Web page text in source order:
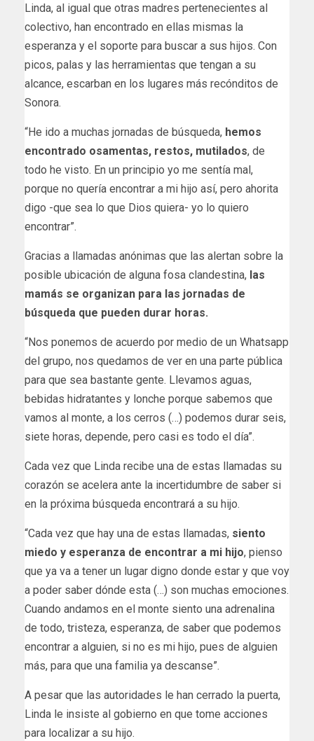
Linda, al igual que otras madres pertenecientes al
colectivo, han encontrado en ellas mismas la
esperanza y el soporte para buscar a sus hijos. Con
picos, palas y las herramientas que tengan a su
alcance, escarban en los lugares más recónditos de
Sonora.
“He ido a muchas jornadas de búsqueda, hemos
encontrado osamentas, restos, mutilados, de
todo he visto. En un principio yo me sentía mal,
porque no quería encontrar a mi hijo así, pero ahorita
digo -que sea lo que Dios quiera- yo lo quiero
encontrar”.
Gracias a llamadas anónimas que las alertan sobre la
posible ubicación de alguna fosa clandestina, las
mamás se organizan para las jornadas de
búsqueda que pueden durar horas.
“Nos ponemos de acuerdo por medio de un Whatsapp
del grupo, nos quedamos de ver en una parte pública
para que sea bastante gente. Llevamos aguas,
bebidas hidratantes y lonche porque sabemos que
vamos al monte, a los cerros (…) podemos durar seis,
siete horas, depende, pero casi es todo el día”.
Cada vez que Linda recibe una de estas llamadas su
corazón se acelera ante la incertidumbre de saber si
en la próxima búsqueda encontrará a su hijo.
“Cada vez que hay una de estas llamadas, siento
miedo y esperanza de encontrar a mi hijo, pienso
que ya va a tener un lugar digno donde estar y que voy
a poder saber dónde esta (…) son muchas emociones.
Cuando andamos en el monte siento una adrenalina
de todo, tristeza, esperanza, de saber que podemos
encontrar a alguien, si no es mi hijo, pues de alguien
más, para que una familia ya descanse”.
A pesar que las autoridades le han cerrado la puerta,
Linda le insiste al gobierno en que tome acciones
para localizar a su hijo.